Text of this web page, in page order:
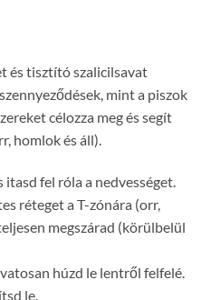
és tisztító szalicilsavat
mint a piszok
célozza meg és segít
homlok és áll).
itasd fel róla a nedvességet.
réteget a T-zónára (orr,
megszárad (körülbelül
húzd le lentről felfelé.
le.